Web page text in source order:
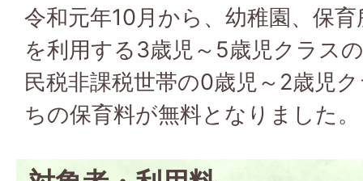
令和元年10月から、幼稚園、保
を利用する3歳児～5歳児クラス
民税非課税世帯の0歳児～2歳児
ちの保育料が無料となりました。